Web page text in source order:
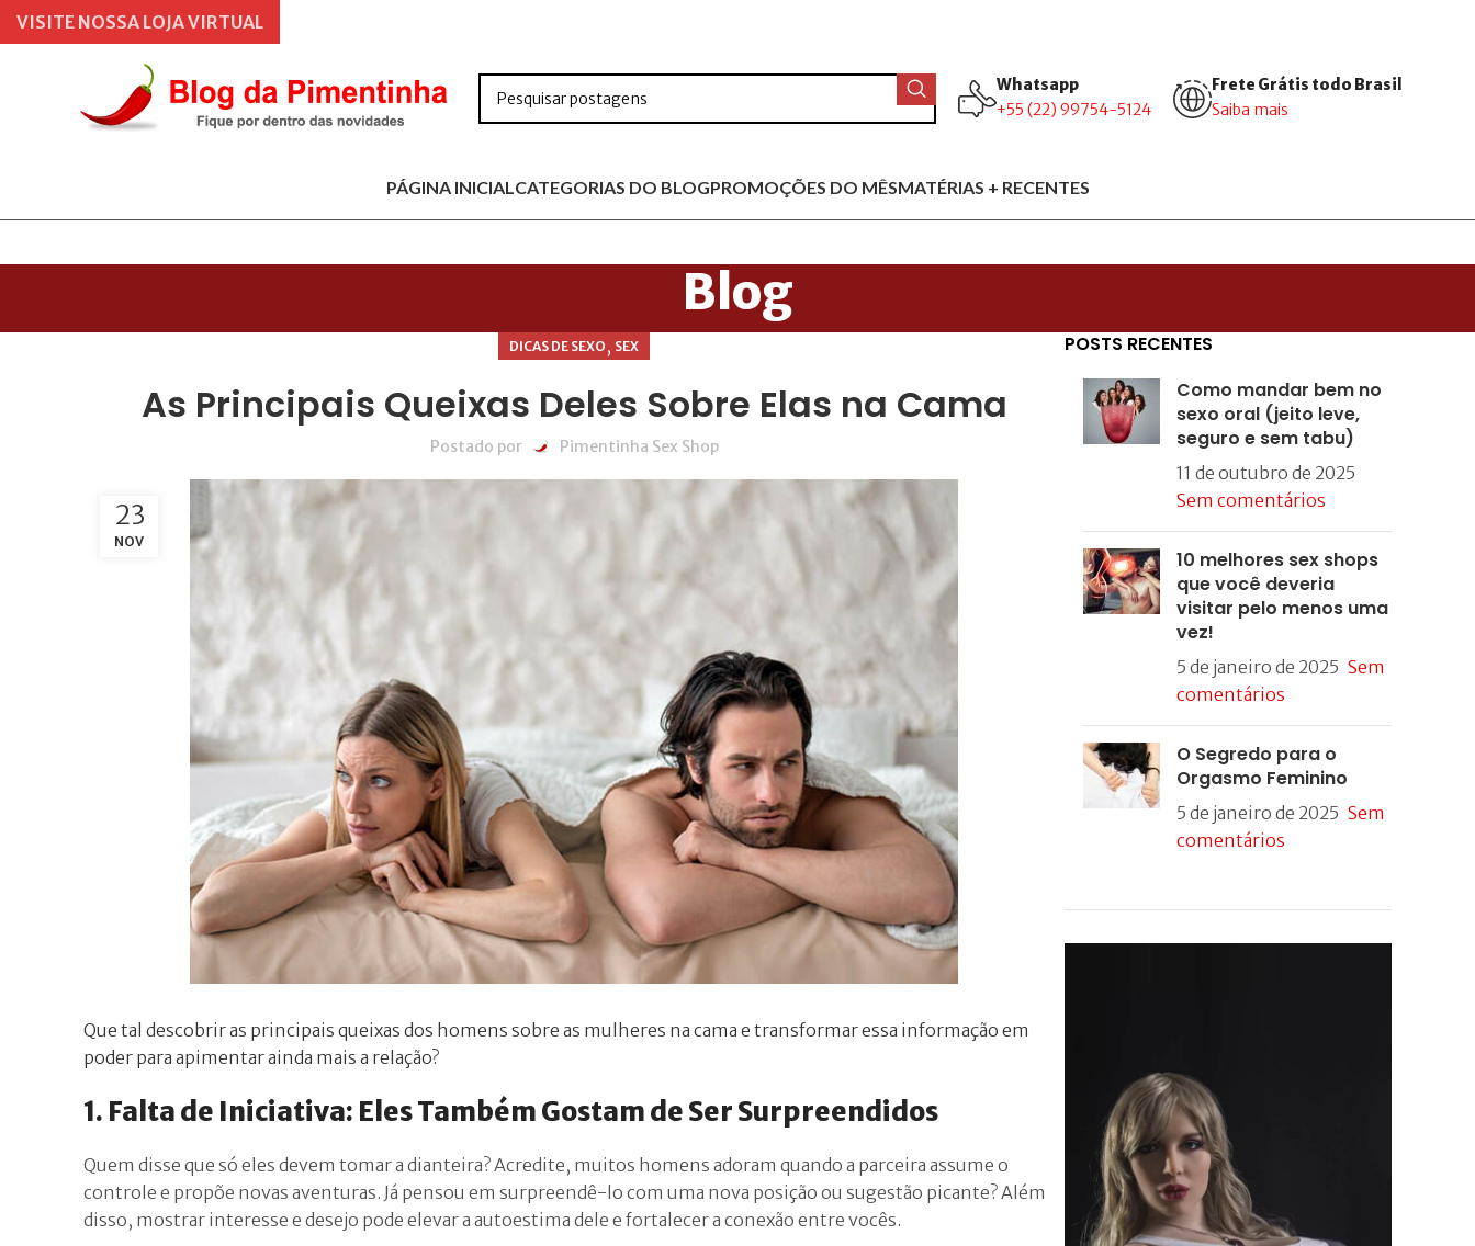
Whatsapp
+55 (22) 99754-5124
Frete Grátis todo Brasil
Saiba mais
PÁGINA INICIAL CATEGORIAS DO BLOGPROMOÇÕES DO MÊSMATÉRIAS + RECENTES
Blog
DICAS DE SEXO , SEX
As Principais Queixas Deles Sobre Elas na Cama
Postado por Pimentinha Sex Shop
23
NOV
Que tal descobrir as principais queixas dos homens sobre as mulheres na cama e transformar essa informação em
poder para apimentar ainda mais a relação?
1. Falta de Iniciativa: Eles Também Gostam de Ser Surpreendidos
Quem disse que só eles devem tomar a dianteira? Acredite, muitos homens adoram quando a parceira assume o
controle e propõe novas aventuras. Já pensou em surpreendê-lo com uma nova posição ou sugestão picante? Além
disso, mostrar interesse e desejo pode elevar a autoestima dele e fortalecer a conexão entre vocês.
POSTS RECENTES
Como mandar bem no
sexo oral (jeito leve,
seguro e sem tabu)
11 de outubro de 2025
Sem comentários
10 melhores sex shops
que você deveria
visitar pelo menos uma
vez!
5 de janeiro de 2025 Sem
comentários
O Segredo para o
Orgasmo Feminino
5 de janeiro de 2025 Sem
comentários
VISITE NOSSA LOJA VIRTUAL